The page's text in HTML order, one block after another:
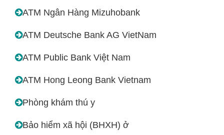
ATM Ngân Hàng Mizuhobank
ATM Deutsche Bank AG VietNam
ATM Public Bank Việt Nam
ATM Hong Leong Bank Vietnam
Phòng khám thú y
Bảo hiểm xã hội (BHXH) ở